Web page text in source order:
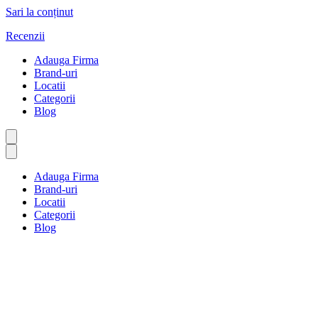
Sari la conținut
Recenzii
Adauga Firma
Brand-uri
Locatii
Categorii
Blog
Adauga Firma
Brand-uri
Locatii
Categorii
Blog